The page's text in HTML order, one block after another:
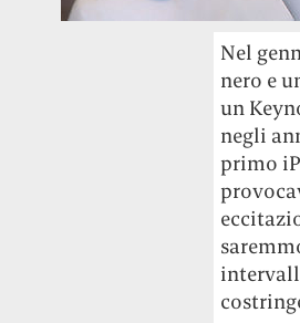
Nel
nero e
un
negli
primo